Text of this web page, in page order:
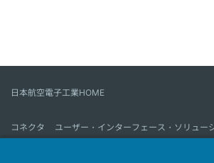
日本航空電子工業HOME
コネクタ
ユーザー・インターフェース・ソリュー